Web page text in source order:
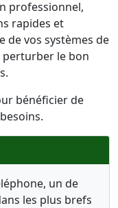
professionnel,
rapides et
de vos systèmes de
perturber le bon
bénéficier de
un de
les plus brefs